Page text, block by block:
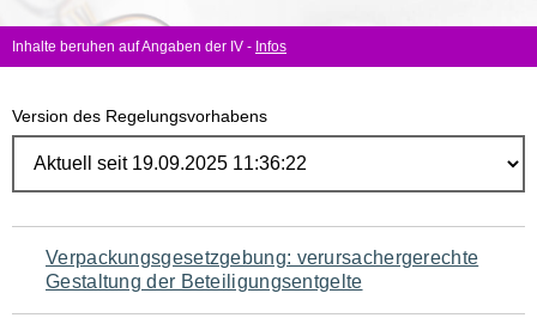
Inhalte beruhen auf Angaben der IV - Infos
Version des Regelungsvorhabens
Navigation
für
Verpackungsgesetzgebung: verursachergerechte
Gestaltung der Beteiligungsentgelte